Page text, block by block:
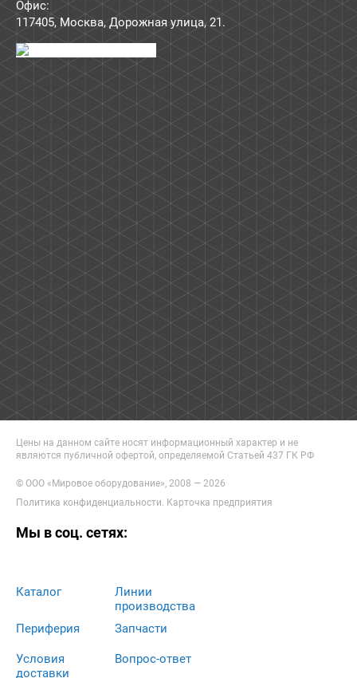
Офис:
117405, Москва, Дорожная улица, 21.
Цены на данном сайте носят информационный характер и не
являются публичной офертой, определяемой Статьей 437 ГК РФ
© ООО «Мировое оборудование», 2008 — 2026
Политика конфиденциальности Карточка предприятия
Мы в соц. сетях:
Каталог
Периферия
Линии
производства
Запчасти
Условия
доставки
Вопрос-ответ